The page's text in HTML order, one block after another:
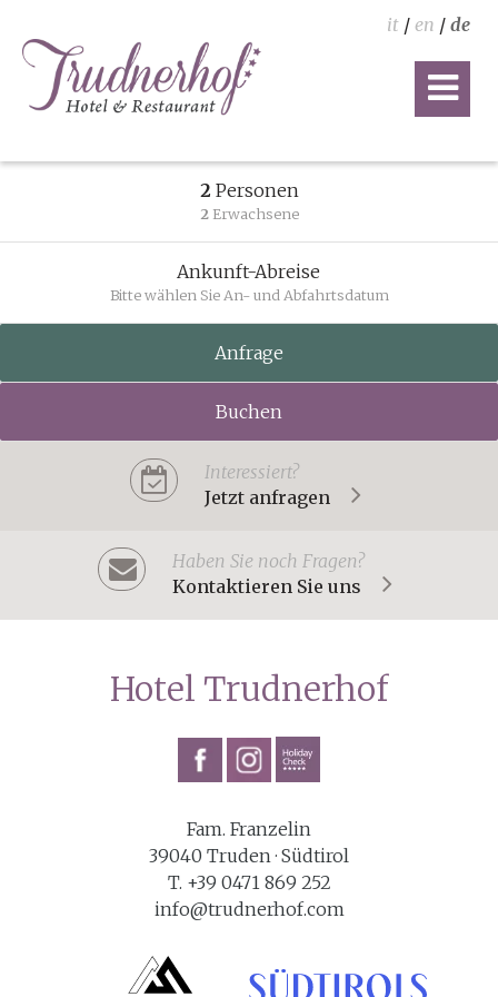
it / en / de
2 Personen
2 Erwachsene
Ankunft-Abreise
Bitte wählen Sie An- und Abfahrtsdatum
Anfrage
Buchen
Interessiert?
Jetzt anfragen
Haben Sie noch Fragen?
Kontaktieren Sie uns
Hotel Trudnerhof
Fam. Franzelin
39040 Truden · Südtirol
T. +39 0471 869 252
info@trudnerhof.com